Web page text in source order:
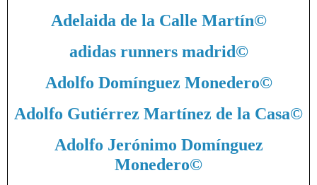
Adelaida de la Calle Martín©
adidas runners madrid©
Adolfo Domínguez Monedero©
Adolfo Gutiérrez Martínez de la Casa©
Adolfo Jerónimo Domínguez
Monedero©